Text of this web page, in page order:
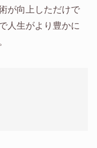
が向上しただけで
人生がより豊かに